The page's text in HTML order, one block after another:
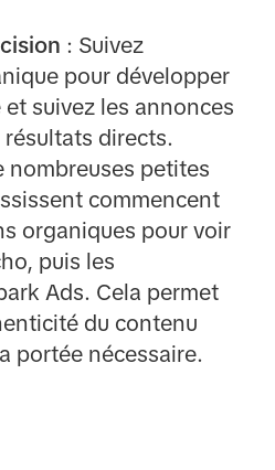
: Suivez
pour développer
suivez les annonces
directs.
nombreuses petites
commencent
organiques pour voir
puis les
Ads. Cela permet
du contenu
portée nécessaire.